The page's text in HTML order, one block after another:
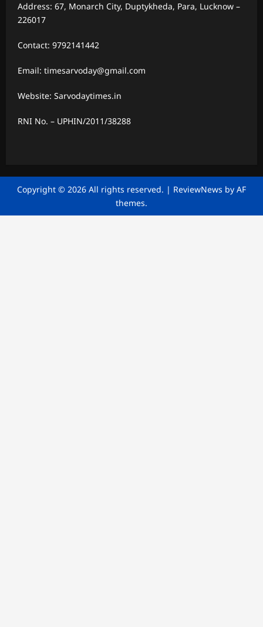
Address: 67, Monarch City, Duptykheda, Para, Lucknow –
226017
Contact: 9792141442
Email: timesarvoday@gmail.com
Website: Sarvodaytimes.in
RNI No. – UPHIN/2011/38288
Copyright © 2026 All rights reserved. | ReviewNews by AF
themes.